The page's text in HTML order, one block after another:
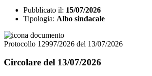
Pubblicato il: 15/07/2026
Tipologia: Albo sindacale
Protocollo 12997/2026 del 13/07/2026
Circolare del 13/07/2026